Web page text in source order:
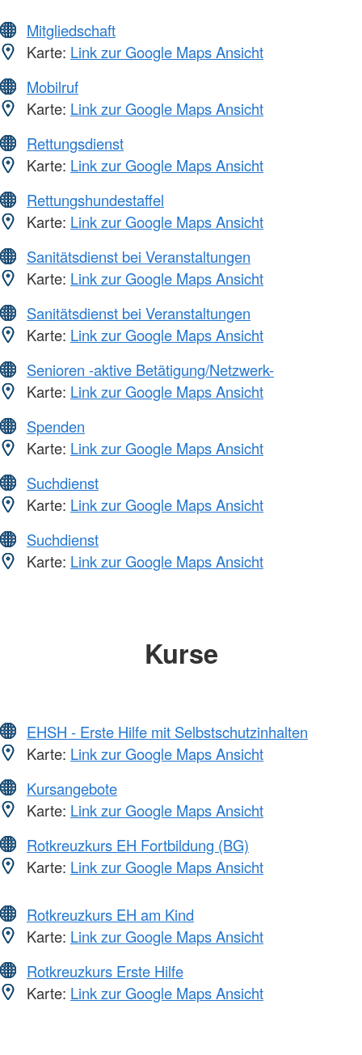
Mitgliedschaft
Karte: Link zur Google Maps Ansicht
Mobilruf
Karte: Link zur Google Maps Ansicht
Rettungsdienst
Karte: Link zur Google Maps Ansicht
Rettungshundestaffel
Karte: Link zur Google Maps Ansicht
Sanitätsdienst bei Veranstaltungen
Karte: Link zur Google Maps Ansicht
Sanitätsdienst bei Veranstaltungen
Karte: Link zur Google Maps Ansicht
Senioren -aktive Betätigung/Netzwerk-
Karte: Link zur Google Maps Ansicht
Spenden
Karte: Link zur Google Maps Ansicht
Suchdienst
Karte: Link zur Google Maps Ansicht
Suchdienst
Karte: Link zur Google Maps Ansicht
Kurse
EHSH - Erste Hilfe mit Selbstschutzinhalten
Karte: Link zur Google Maps Ansicht
Kursangebote
Karte: Link zur Google Maps Ansicht
Rotkreuzkurs EH Fortbildung (BG)
Karte: Link zur Google Maps Ansicht
Rotkreuzkurs EH am Kind
Karte: Link zur Google Maps Ansicht
Rotkreuzkurs Erste Hilfe
Karte: Link zur Google Maps Ansicht